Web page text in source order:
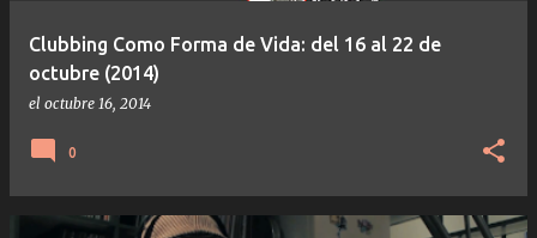
Clubbing Como Forma de Vida: del 16 al 22 de
octubre (2014)
el octubre 16, 2014
0